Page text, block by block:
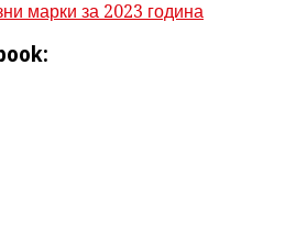
марки за 2023 година